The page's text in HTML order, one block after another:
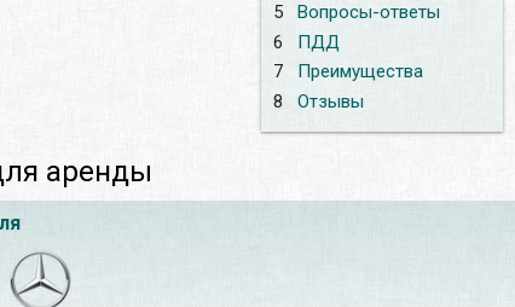
5
Вопросы-ответы
6
ПДД
7
Преимущества
8
Отзывы
аренды